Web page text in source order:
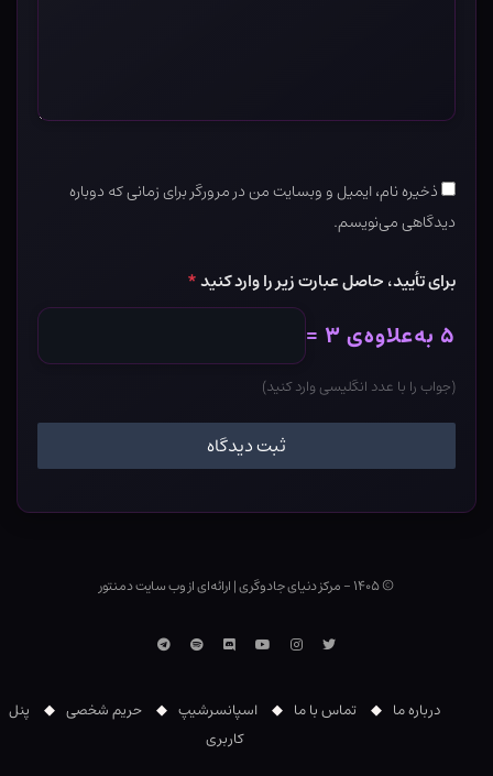
ذخیره نام، ایمیل و وبسایت من در مرورگر برای زمانی که دوباره
دیدگاهی می‌نویسم.
برای تأیید، حاصل عبارت زیر را وارد کنید*
۵ به‌علاوه‌ی ۳ =
(جواب را با عدد انگلیسی وارد کنید)
© ۱۴۰۵ - مرکز دنیای جادوگری |ارائه‌ای از وب ‌سایت دمنتور
توییتراینستاگرام
یوتوبDiscordاسپاتیفایتلگرام
درباره ما تماس با ما اسپانسرشیپ حریم شخصی
پنل
کاربری